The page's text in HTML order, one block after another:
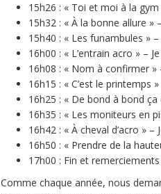
15h26 : « Toi et moi à la
15h32 : « À la bonne allure »
15h40 : « Les funambules »
16h00 : « L’entrain acro » –
16h08 : « Nom à confirmer »
16h15 : « C’est le printemps
16h25 : « De bond à bond
16h35 : « Les moniteurs en
16h42 : « À cheval d’acro » –
16h50 : « Prendre de la
17h00 : Fin et remerciements
Comme chaque année, nous